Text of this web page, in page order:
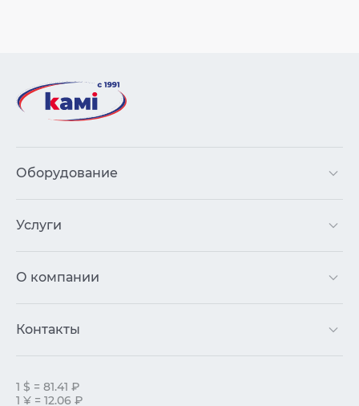
Оборудование
Услуги
О компании
Контакты
1 $ = 81.41 ₽
1 ¥ = 12.06 ₽